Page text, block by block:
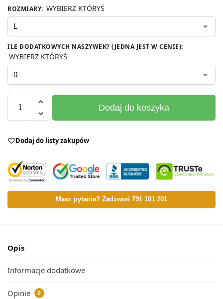
ROZMIARY: WYBIERZ KTÓRYŚ
ILE DODATKOWYCH NASZYWEK? (JEDNA JEST W CENIE):
WYBIERZ KTÓRYŚ
Dodaj do koszyka
Dodaj do listy zakupów
Masz pytania? Zadzwoń 791 101 201
Opis
Informacje dodatkowe
Opinie 0